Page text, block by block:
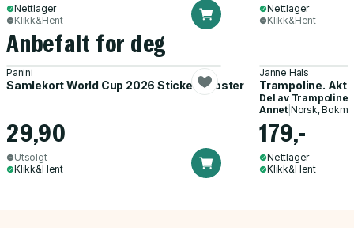
Nettlager
Klikk&Hent
Nettlager
Klikk&Hent
Anbefalt for deg
Panini
Samlekort World Cup 2026 Sticker Booster
29,90
Utsolgt
Klikk&Hent
Janne Hals
Trampoline.
Del av Trampoline
Annet| Norsk,
179,-
Nettlager
Klikk&Hent